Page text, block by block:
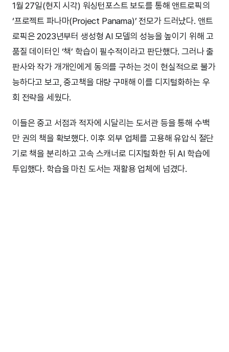
1월 27일(현지 시각) 워싱턴포스트 보도를 통해 앤트로픽의
‘프로젝트 파나마(Project Panama)’ 전모가 드러났다. 앤트
로픽은 2023년부터 생성형 AI 모델의 성능을 높이기 위해 고
품질 데이터인 ‘책’ 학습이 필수적이라고 판단했다. 그러나 출
판사와 작가 개개인에게 동의를 구하는 것이 현실적으로 불가
능하다고 보고, 중고책을 대량 구매해 이를 디지털화하는 우
회 전략을 세웠다.
이들은 중고 서점과 적자에 시달리는 도서관 등을 통해 수백
만 권의 책을 확보했다. 이후 외부 업체를 고용해 유압식 절단
기로 책을 분리하고 고속 스캐너로 디지털화한 뒤 AI 학습에
투입했다. 학습을 마친 도서는 재활용 업체에 넘겼다.